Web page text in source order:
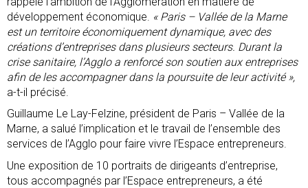
développement économique. « Paris – Vallée de la Marne
est un territoire économiquement dynamique, avec des
créations d’entreprises dans plusieurs secteurs. Durant la
crise sanitaire, l’Agglo a renforcé son soutien aux entreprises
afin de les accompagner dans la poursuite de leur activité »,
a-t-il précisé.
Guillaume Le Lay-Felzine, président de Paris – Vallée de la
Marne, a salué l’implication et le travail de l’ensemble des
services de l’Agglo pour faire vivre l’Espace entrepreneurs.
Une exposition de 10 portraits de dirigeants d’entreprise,
tous accompagnés par l’Espace entrepreneurs, a été